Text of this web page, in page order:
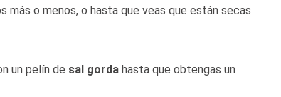
más o menos, o hasta que veas que están secas
un pelín de sal gorda hasta que obtengas un